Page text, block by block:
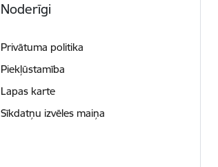
Noderīgi
Privātuma politika
Piekļūstamība
Lapas karte
Sīkdatņu izvēles maiņa